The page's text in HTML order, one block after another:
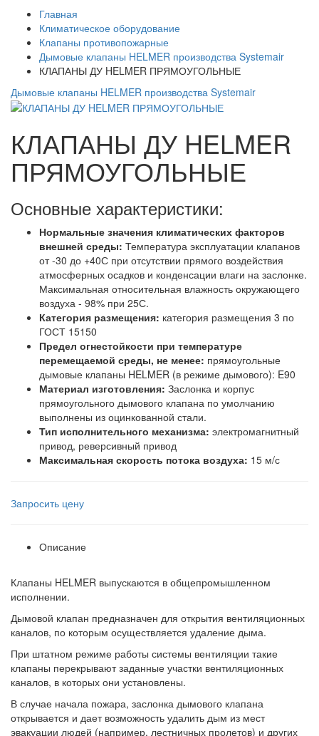
Главная
Климатическое оборудование
Клапаны противопожарные
Дымовые клапаны HELMER производства Systemair
КЛАПАНЫ ДУ HELMER ПРЯМОУГОЛЬНЫЕ
Дымовые клапаны HELMER производства Systemair
КЛАПАНЫ ДУ HELMER
ПРЯМОУГОЛЬНЫЕ
Основные характеристики:
Нормальные значения климатических факторов
внешней среды: Температура эксплуатации клапанов
от -30 до +40С при отсутствии прямого воздействия
атмосферных осадков и конденсации влаги на заслонке.
Максимальная относительная влажность окружающего
воздуха - 98% при 25С.
Категория размещения: категория размещения 3 по
ГОСТ 15150
Предел огнестойкости при температуре
перемещаемой среды, не менее: прямоугольные
дымовые клапаны HELMER (в режиме дымового): E90
Материал изготовления: Заслонка и корпус
прямоугольного дымового клапана по умолчанию
выполнены из оцинкованной стали.
Тип исполнительного механизма: электромагнитный
привод, реверсивный привод
Максимальная скорость потока воздуха: 15 м/с
Запросить цену
Описание
Клапаны HELMER выпускаются в общепромышленном
исполнении.
Дымовой клапан предназначен для открытия вентиляционных
каналов, по которым осуществляется удаление дыма.
При штатном режиме работы системы вентиляции такие
клапаны перекрывают заданные участки вентиляционных
каналов, в которых они установлены.
В случае начала пожара, заслонка дымового клапана
открывается и дает возможность удалить дым из мест
эвакуации людей (например, лестничных пролетов) и других